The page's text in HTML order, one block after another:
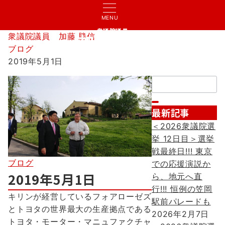
MENU
衆議院議員
加藤 勝信
衆議院議員 加藤 勝信
ブログ
2019年5月1日
ブログ
2019年5月1日
キリンが経営しているフォアローゼズ
とトヨタの世界最大の生産拠点である
トヨタ・モーター・マニュファクチャ
検
索：
最新記事
＜2026衆議院選
挙 12日目＞選挙
戦最終日!!! 東京
での応援演説か
ら、地元へ直
行!!! 恒例の笠岡
駅前パレードも
2026年2月7日